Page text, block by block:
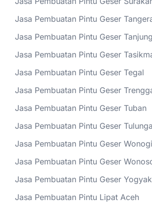
Jasa Pembuatan Pintu Geser
Jasa Pembuatan Pintu Geser
Jasa Pembuatan Pintu Geser
Jasa Pembuatan Pintu Geser Tegal
Jasa Pembuatan Pintu Geser
Jasa Pembuatan Pintu Geser Tuban
Jasa Pembuatan Pintu Geser
Jasa Pembuatan Pintu Geser
Jasa Pembuatan Pintu Geser
Jasa Pembuatan Pintu Geser
Jasa Pembuatan Pintu Lipat Aceh